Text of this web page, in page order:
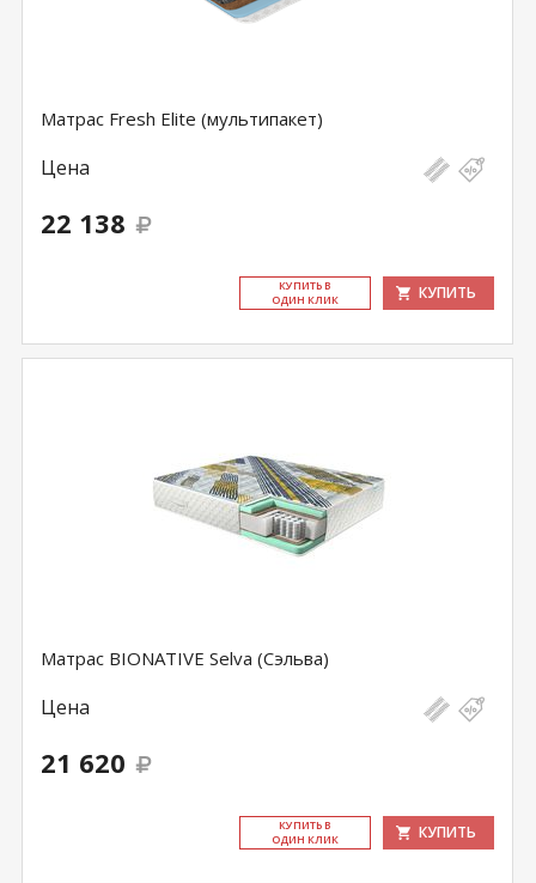
Матрас Fresh Elite (мультипакет)
Цена
22 138
КУ­ПИТЬ В
ОДИН КЛИК
КУПИТЬ
Матрас BIONATIVE Selva (Сэльва)
Цена
21 620
КУ­ПИТЬ В
ОДИН КЛИК
КУПИТЬ